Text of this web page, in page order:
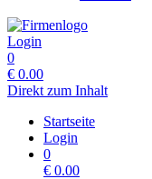
Login
0
€ 0.00
Direkt zum Inhalt
Startseite
Login
0
€ 0.00